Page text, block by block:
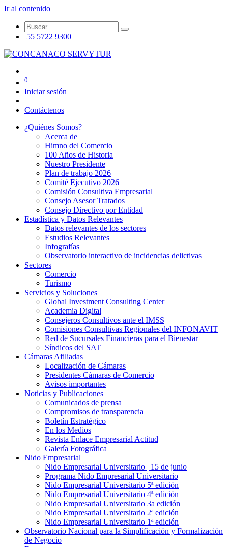
Ir al contenido
55 5722 9300
0
Iniciar sesión
Contáctenos
¿Quiénes Somos?
Acerca de
Himno del Comercio
100 Años de Historia
Nuestro Presidente
Plan de trabajo 2026
Comité Ejecutivo 2026
Comisión Consultiva Empresarial
Consejo Asesor Tratados
Consejo Directivo por Entidad
Estadística y Datos Relevantes
Datos relevantes de los sectores
Estudios Relevantes
Infografías
Observatorio interactivo de incidencias delictivas
Sectores
Comercio
Turismo
Servicios y Soluciones
Global Investment Consulting Center
Academia Digital
Consejeros Consultivos ante el IMSS
Comisiones Consultivas Regionales del INFONAVIT
Red de Sucursales Financieras para el Bienestar
Síndicos del SAT
Cámaras Afiliadas
Localización de Cámaras
Presidentes Cámaras de Comercio
Avisos importantes
Noticias y Publicaciones
Comunicados de prensa
Compromisos de transparencia
Boletín Estratégico
En los Medios
Revista Enlace Empresarial Actitud
Galería Fotográfica
Nido Empresarial
Nido Empresarial Universitario | 15 de junio
Programa Nido Empresarial Universitario
Nido Empresarial Universitario 5ª edición
Nido Empresarial Universitario 4ª edición
Nido Empresarial Universitario 3a edición
Nido Empresarial Universitario 2ª edición
Nido Empresarial Universitario 1ª edición
Observatorio Nacional para la Simplificación y Formalización
de Negocio